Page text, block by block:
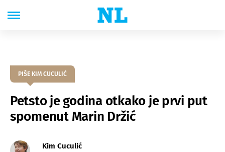
PIŠE KIM CUCULIĆ
Petsto je godina otkako je prvi put
spomenut Marin Držić
Kim Cuculić